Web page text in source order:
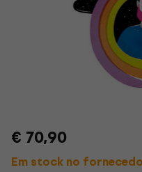
€ 70,90
Em stock no